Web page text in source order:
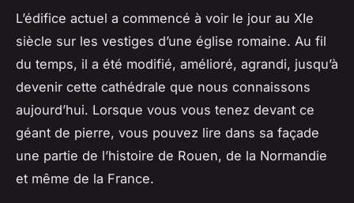
L’édifice actuel a commencé à voir le jour au XIe
siècle sur les vestiges d’une église romaine. Au fil
du temps, il a été modifié, amélioré, agrandi, jusqu’à
devenir cette cathédrale que nous connaissons
aujourd’hui. Lorsque vous vous tenez devant ce
géant de pierre, vous pouvez lire dans sa façade
une partie de l’histoire de Rouen, de la Normandie
et même de la France.